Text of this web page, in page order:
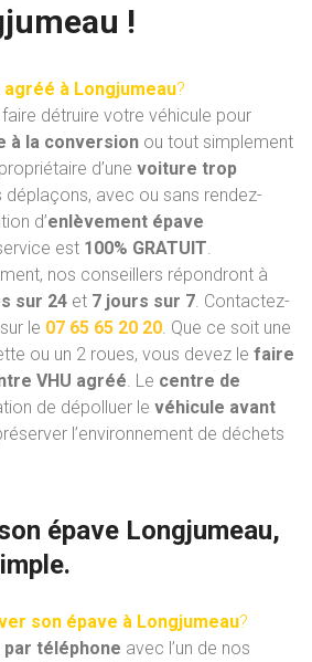
!
à Longjumeau?
détruire votre véhicule pour
à la conversion ou tout simplement
d’une voiture trop
déplaçons, avec ou sans rendez-
d’enlèvement épave
est 100% GRATUIT.
nos conseillers répondront à
sur 24 et 7 jours sur 7. Contactez-
le 07 65 65 20 20. Que ce soit une
ou un 2 roues, vous devez le faire
VHU agréé. Le centre de
de dépolluer le véhicule avant
l’environnement de déchets
épave Longjumeau,
son épave à Longjumeau?
téléphone avec l’un de nos